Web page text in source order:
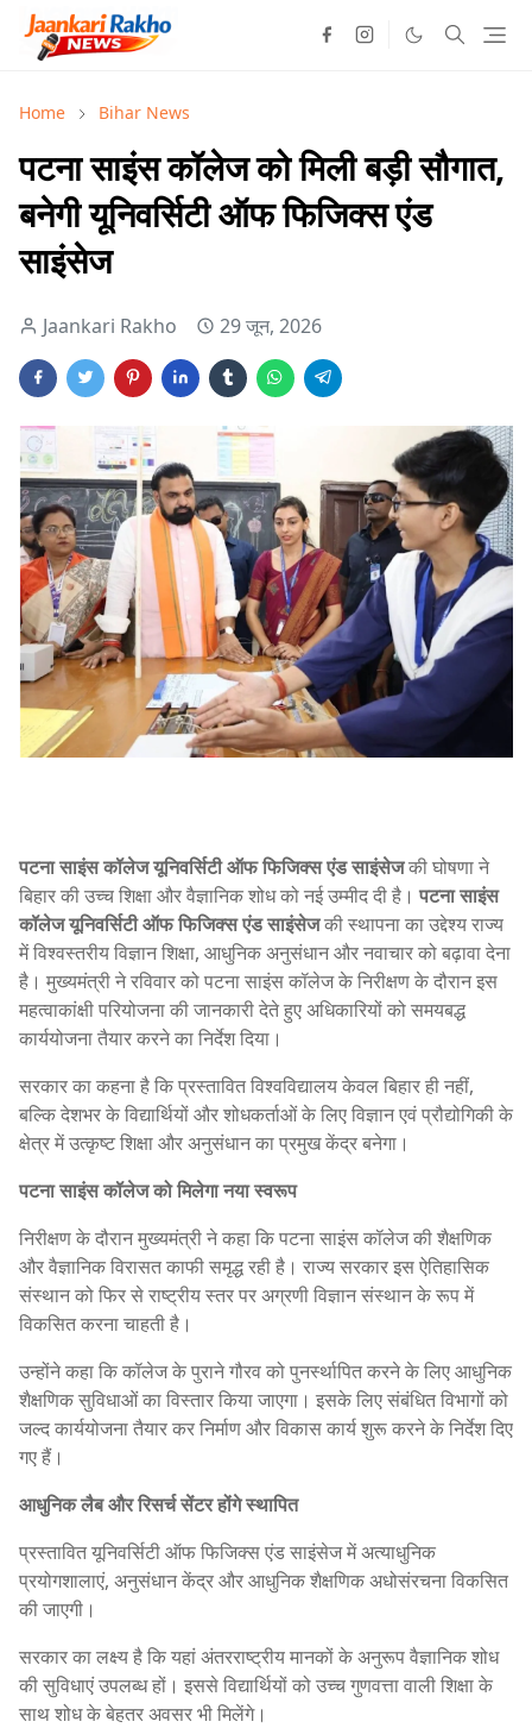
Home Bihar News
पटना साइंस कॉलेज को मिली बड़ी सौगात,
बनेगी यूनिवर्सिटी ऑफ फिजिक्स एंड
साइंसेज
Jaankari Rakho 29 जून, 2026
पटना साइंस कॉलेज यूनिवर्सिटी ऑफ फिजिक्स एंड साइंसेजकी घोषणा ने
बिहार की उच्च शिक्षा और वैज्ञानिक शोध को नई उम्मीद दी है।पटना साइंस
कॉलेज यूनिवर्सिटी ऑफ फिजिक्स एंड साइंसेजकी स्थापना का उद्देश्य राज्य
में विश्वस्तरीय विज्ञान शिक्षा, आधुनिक अनुसंधान और नवाचार को बढ़ावा देना
है। मुख्यमंत्री ने रविवार को पटना साइंस कॉलेज के निरीक्षण के दौरान इस
महत्वाकांक्षी परियोजना की जानकारी देते हुए अधिकारियों को समयबद्ध
कार्ययोजना तैयार करने का निर्देश दिया।
सरकार का कहना है कि प्रस्तावित विश्वविद्यालय केवल बिहार ही नहीं,
बल्कि देशभर के विद्यार्थियों और शोधकर्ताओं के लिए विज्ञान एवं प्रौद्योगिकी के
क्षेत्र में उत्कृष्ट शिक्षा और अनुसंधान का प्रमुख केंद्र बनेगा।
पटना साइंस कॉलेज को मिलेगा नया स्वरूप
निरीक्षण के दौरान मुख्यमंत्री ने कहा कि पटना साइंस कॉलेज की शैक्षणिक
और वैज्ञानिक विरासत काफी समृद्ध रही है। राज्य सरकार इस ऐतिहासिक
संस्थान को फिर से राष्ट्रीय स्तर पर अग्रणी विज्ञान संस्थान के रूप में
विकसित करना चाहती है।
उन्होंने कहा कि कॉलेज के पुराने गौरव को पुनर्स्थापित करने के लिए आधुनिक
शैक्षणिक सुविधाओं का विस्तार किया जाएगा। इसके लिए संबंधित विभागों को
जल्द कार्ययोजना तैयार कर निर्माण और विकास कार्य शुरू करने के निर्देश दिए
गए हैं।
आधुनिक लैब और रिसर्च सेंटर होंगे स्थापित
प्रस्तावित यूनिवर्सिटी ऑफ फिजिक्स एंड साइंसेज में अत्याधुनिक
प्रयोगशालाएं, अनुसंधान केंद्र और आधुनिक शैक्षणिक अधोसंरचना विकसित
की जाएगी।
सरकार का लक्ष्य है कि यहां अंतरराष्ट्रीय मानकों के अनुरूप वैज्ञानिक शोध
की सुविधाएं उपलब्ध हों। इससे विद्यार्थियों को उच्च गुणवत्ता वाली शिक्षा के
साथ शोध के बेहतर अवसर भी मिलेंगे।